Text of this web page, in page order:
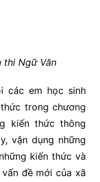
thi Ngữ Văn
các em học sinh
trong chương
kiến thức thông
vận dụng những
kiến thức và
đề mới của xã